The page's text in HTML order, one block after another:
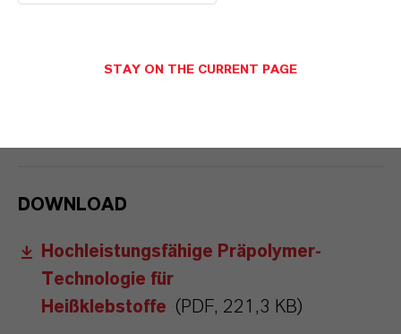
DOWNLOAD
Hochleistungsfähige Präpolymer-
Technologie für
Heißklebstoffe (PDF, 221,3 KB)
STAY ON THE CURRENT PAGE